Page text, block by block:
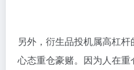
另外，衍生品投机属高杠
心态重仓豪赌。因为人在